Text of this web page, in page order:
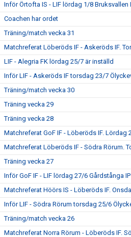
Inför Örtofta IS - LIF lördag 1/8 Bruksvallen
Coachen har ordet
Träning/match vecka 31
Matchreferat Löberöds IF - Askeröds IF.
LIF - Alegria FK lördag 25/7 är inställd
Inför LIF - Askeröds IF torsdag 23/7
Träning/match vecka 30
Träning vecka 29
Träning vecka 28
Matchreferat GoF IF - Löberöds IF. Lördag
Matchreferat Löberöds IF - Södra Rörum.
Träning vecka 27
Inför GoF IF - LIF lördag 27/6 Gårdstånga IP
Matchreferat Höörs IS - Löberöds IF.
Inför LIF - Södra Rörum torsdag 25/6
Träning/match vecka 26
Matchreferat Norra Rörum - Löberöds IF.